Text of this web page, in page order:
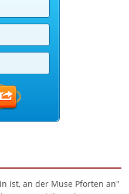
ist, an der Muse Pforten an"